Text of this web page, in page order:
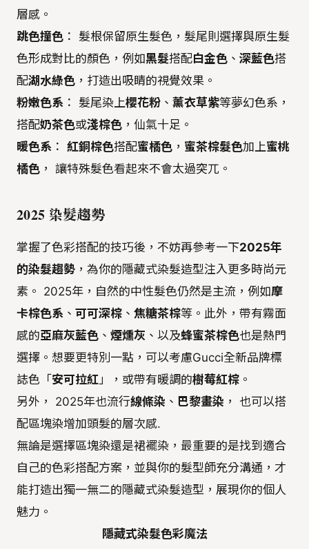
層感。
跳色撞色 ： 髮根保留原生髮色，髮尾則選擇與原生髮
色形成對比的顏色，例如黑髮搭配白金色 、 深藍色搭
配湖水綠色 ，打造出吸睛的視覺效果。
粉嫩色系 ： 髮尾染上櫻花粉 、 薰衣草紫等夢幻色系，
搭配奶茶色或淺棕色 ，仙氣十足。
暖色系 ： 紅銅棕色搭配蜜橘色 ， 蜜茶棕髮色加上蜜桃
橘色 ， 讓特殊髮色看起來不會太過突兀。
2025 染髮趨勢
掌握了色彩搭配的技巧後，不妨再參考一下2025年
的染髮趨勢 ，為你的隱藏式染髮造型注入更多時尚元
素。 2025年，自然的中性髮色仍然是主流，例如摩
卡棕色系 、 可可深棕 、 焦糖茶棕等。此外，帶有霧面
感的亞麻灰藍色 、 煙燻灰 、以及蜂蜜茶棕色也是熱門
選擇。想要更特別一點，可以考慮Gucci全新品牌標
誌色「 安可拉紅」，或帶有暖調的樹莓紅棕 。
另外， 2025年也流行線條染 、 巴黎畫染 ， 也可以搭
配區塊染增加頭髮的層次感.
無論是選擇區塊染還是裙襬染，最重要的是找到適合
自己的色彩搭配方案，並與你的髮型師充分溝通，才
能打造出獨一無二的隱藏式染髮造型，展現你的個人
魅力。
隱藏式染髮色彩魔法